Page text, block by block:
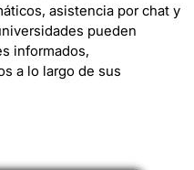
asistencia por chat y
pueden
informados,
a lo largo de sus